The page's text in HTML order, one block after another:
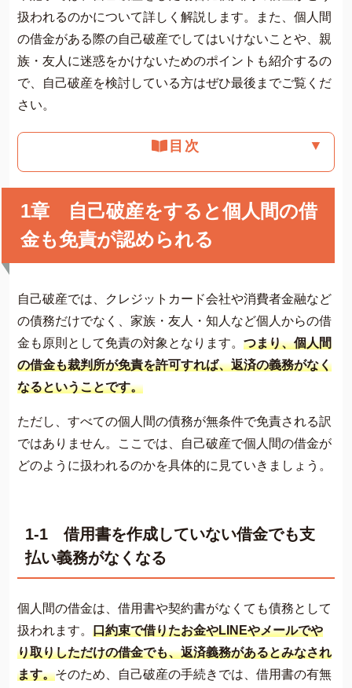
扱われるのかについて詳しく解説します。また、個人間
の借金がある際の自己破産でしてはいけないことや、親
族・友人に迷惑をかけないためのポイントも紹介するの
で、自己破産を検討している方はぜひ最後までご覧くだ
さい。
目次 ▼
1章 自己破産をすると個人間の借
金も免責が認められる
自己破産では、クレジットカード会社や消費者金融など
の債務だけでなく、家族・友人・知人など個人からの借
金も原則として免責の対象となります。 つまり、個人間
の借金も裁判所が免責を許可すれば、返済の義務がなく
なるということです。
ただし、すべての個人間の債務が無条件で免責される訳
ではありません。ここでは、自己破産で個人間の借金が
どのように扱われるのかを具体的に見ていきましょう。
1-1 借用書を作成していない借金でも支
払い義務がなくなる
個人間の借金は、借用書や契約書がなくても債務として
扱われます。 口約束で借りたお金やLINEやメールでや
り取りしただけの借金でも、返済義務があるとみなされ
ます。そのため、自己破産の手続きでは、借用書の有無